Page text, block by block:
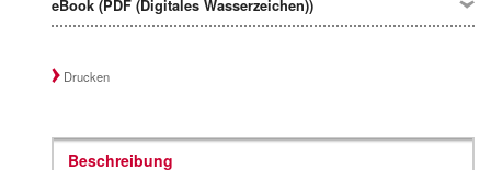
eBook (PDF (Digitales Wasserzeichen))
Drucken
Beschreibung